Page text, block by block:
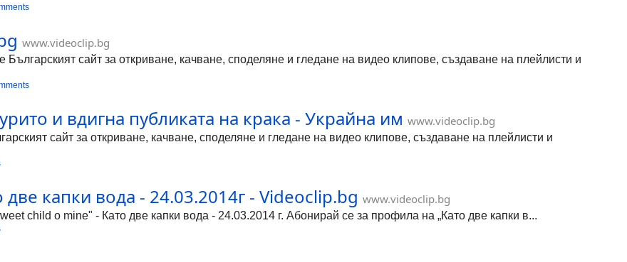
www.videoclip.bg
сайт за откриване, качване, споделяне и гледане на видео клипове, създаване на плейлисти и
и вдигна публиката на крака - Украйна им www.videoclip.bg
сайт за откриване, качване, споделяне и гледане на видео клипове, създаване на плейлисти и
капки вода - 24.03.2014г - Videoclip.bg www.videoclip.bg
child o mine" - Като две капки вода - 24.03.2014 г. Абонирай се за профила на „Като две капки в...